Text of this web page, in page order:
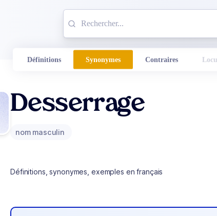
Définitions Synonymes Contraires
Desserrage
nom masculin
Définitions, synonymes, exemples en français